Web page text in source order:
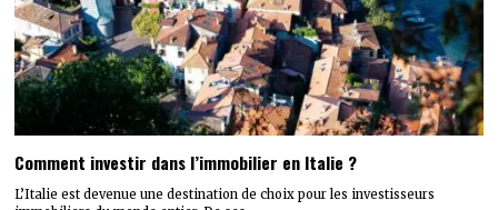
Comment investir dans l’immobilier en Italie ?
L’Italie est devenue une destination de choix pour les investisseurs